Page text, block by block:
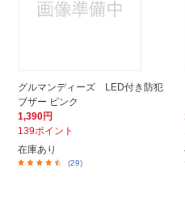
グルマンディーズ LED付き防犯
ブザー ピンク
1,390円
139ポイント
在庫あり
(29)